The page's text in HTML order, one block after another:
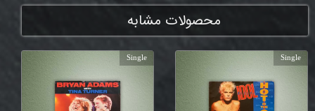
محصولات مشابه
Single
Single